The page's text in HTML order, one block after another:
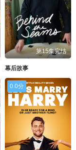
第15集完结
幕后故事
0.0分